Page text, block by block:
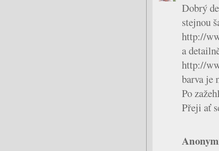
Dobrý
stejnou
http://
a
http://
barva je
Po
Přeji ať